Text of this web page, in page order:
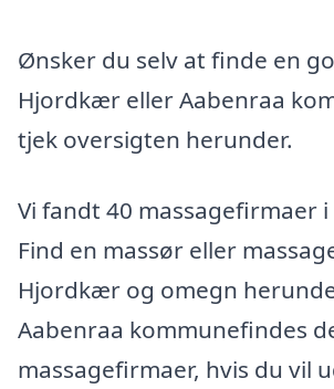
Ønsker du selv at finde en
Hjordkær eller Aabenraa
tjek oversigten herunder.
Vi fandt 40 massagefirmaer
Find en massør eller
Hjordkær og omegn
Aabenraa kommunefindes
massagefirmaer, hvis du vil